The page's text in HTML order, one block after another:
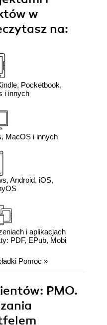
w
na:
Pocketbook,
i innych
MacOS i innych
Android, iOS,
i aplikacjach
PDF, EPub, Mobi
Pomoc »
PMO.